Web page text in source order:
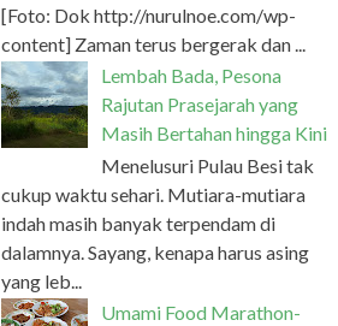
[Foto: Dok http://nurulnoe.com/wp-
content] Zaman terus bergerak dan ...
Lembah Bada, Pesona
Rajutan Prasejarah yang
Masih Bertahan hingga Kini
Menelusuri Pulau Besi tak
cukup waktu sehari. Mutiara-mutiara
indah masih banyak terpendam di
dalamnya. Sayang, kenapa harus asing
yang leb...
Umami Food Marathon-